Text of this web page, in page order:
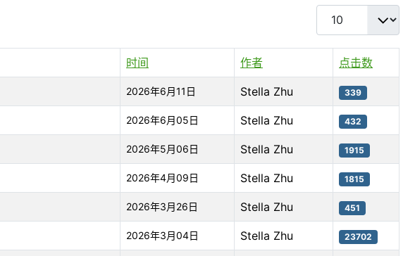
每页显示条数
时间 作者 点击数
2026年6月11日 Stella Zhu 339
2026年6月05日 Stella Zhu 432
2026年5月06日 Stella Zhu 1915
2026年4月09日 Stella Zhu 1815
2026年3月26日 Stella Zhu 451
2026年3月04日 Stella Zhu 23702